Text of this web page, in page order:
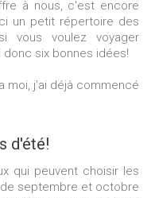
à nous, c'est encore
un petit répertoire des
vous voulez voyager
six bonnes idées!
moi, j'ai déjà commencé
d'été!
qui peuvent choisir les
septembre et octobre